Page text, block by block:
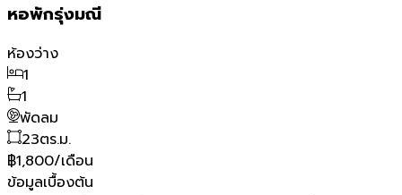
หอพักรุ่งมณี
ห้องว่าง
1
1
พัดลม
23ตร.ม.
฿1,800/เดือน
ข้อมูลเบื้องต้น